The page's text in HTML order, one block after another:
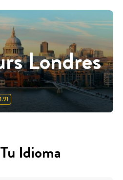
Londres
Idioma